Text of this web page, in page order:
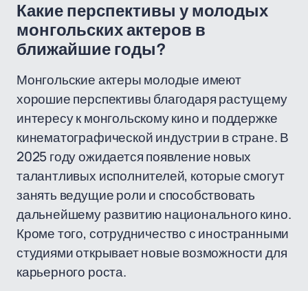
Какие перспективы у молодых
монгольских актеров в
ближайшие годы?
Монгольские актеры молодые имеют
хорошие перспективы благодаря растущему
интересу к монгольскому кино и поддержке
кинематографической индустрии в стране. В
2025 году ожидается появление новых
талантливых исполнителей, которые смогут
занять ведущие роли и способствовать
дальнейшему развитию национального кино.
Кроме того, сотрудничество с иностранными
студиями открывает новые возможности для
карьерного роста.